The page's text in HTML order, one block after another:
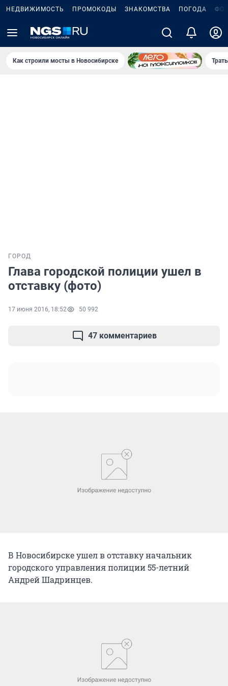
НЕДВИЖИМОСТЬ ПРОМОКОДЫ ЗНАКОМСТВА ПОГОДА
Как строили мосты в Новосибирске
ГОРОД
Глава городской полиции ушел в
отставку (фото)
17 июня 2016, 18:52 50 992
47 комментариев
В Новосибирске ушел в отставку начальник
городского управления полиции 55-летний
Андрей Шадринцев.